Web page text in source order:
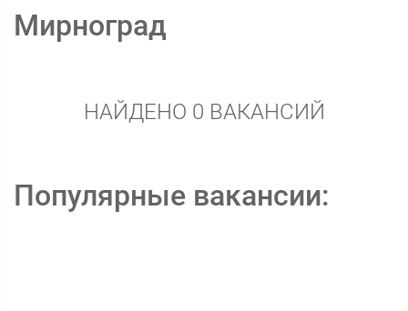
Мирноград
НАЙДЕНО 0 ВАКАНСИЙ
Популярные вакансии: